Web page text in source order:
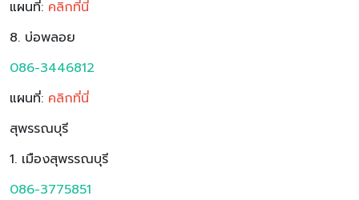
แผนที่: คลิกที่นี่
8. บ่อพลอย
086-3446812
แผนที่: คลิกที่นี่
สุพรรณบุรี
1. เมืองสุพรรณบุรี
086-3775851